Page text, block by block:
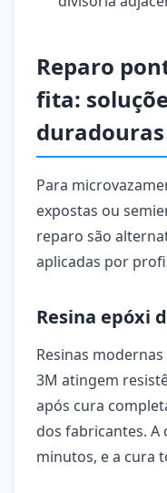
Reparo
fita:
duradouras
Para
expostas ou
reparo são
aplicadas por
Resina epóxi
Resinas
3M atingem
após cura
dos fabricantes. A
minutos, e a cura